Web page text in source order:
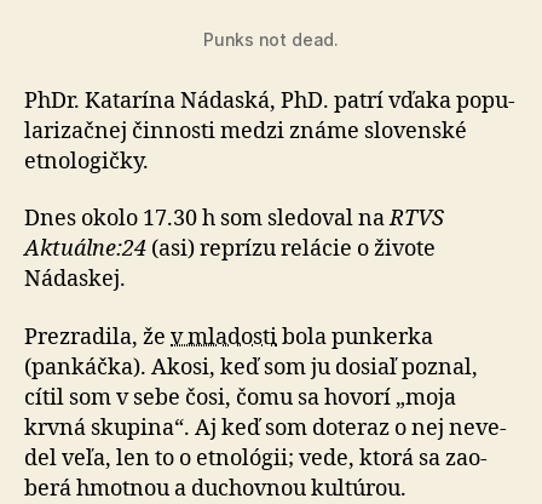
Punks not dead.
PhDr. Katarína Nádaská, PhD. patrí vďaka po­pu­
la­ri­zač­nej čin­nosti medzi známe slo­ven­ské
etno­lo­gičky.
Dnes okolo 17.30 h som sledoval naRTVS
Aktuálne:24 (asi) reprízu re­lá­cie o ži­vote
Nádaskej.
Prezradila, že v mladostibola punkerka
(pankáčka). Akosi, keď som ju dosiaľ poznal,
cítil som v sebe čosi, čomu sa hovorí „moja
krvná sku­pi­na“. Aj keď som do­te­raz o nej ne­ve­
del veľa, len to o etno­ló­gii; vede, ktorá sa za­o­
berá hmotnou a du­chov­nou kul­tú­rou.